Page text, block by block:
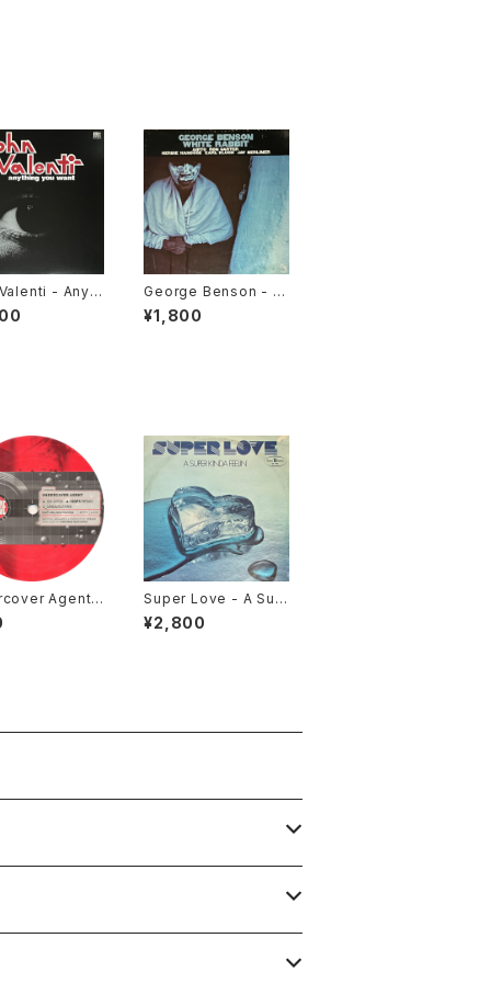
- Anyth
Want [Ariola
/ 1976 Reis
George Benson - W
hite Rabbit [CTI / 19
72]
¥1,800
Agent -
(A-Sides R
Understand
Super Love - A Sup
er Kinda Feelin' [Po
lskie Nagrania Muz
¥2,800